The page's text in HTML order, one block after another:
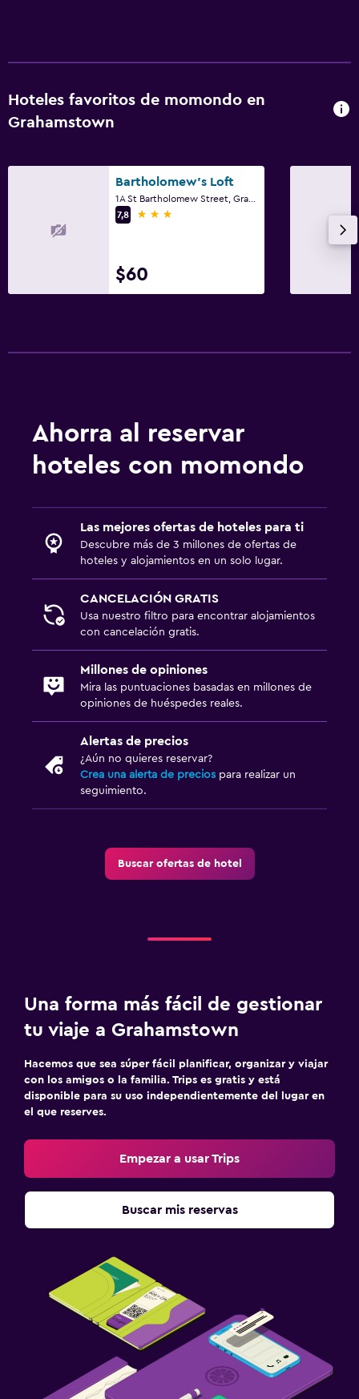
Hoteles favoritos de momondo en
Grahamstown
Bartholomew's Loft
7,8
3 estrellas
$60
Ahorra al reservar
hoteles con momondo
Las mejores ofertas de hoteles para ti
Descubre más de 3 millones de ofertas de
hoteles y alojamientos en un solo lugar.
CANCELACIÓN GRATIS
Usa nuestro filtro para encontrar alojamientos
con cancelación gratis.
Millones de opiniones
Mira las puntuaciones basadas en millones de
opiniones de huéspedes reales.
Alertas de precios
¿Aún no quieres reservar?
Crea una alerta de precios para realizar un
seguimiento.
Buscar ofertas de hotel
Una forma más fácil de gestionar
tu viaje a Grahamstown
Hacemos que sea súper fácil planificar, organizar y viajar
con los amigos o la familia. Trips es gratis y está
disponible para su uso independientemente del lugar en
el que reserves.
Empezar a usar Trips
Buscar mis reservas